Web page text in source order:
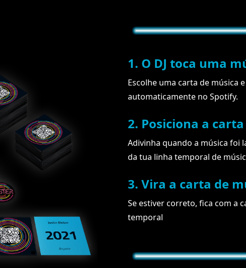
1. O DJ toca uma
Escolhe uma carta de música
automaticamente no Spotify.
2. Posiciona a
Adivinha quando a música foi
da tua linha temporal de
3. Vira a carta de
Se estiver correto, fica com a
temporal